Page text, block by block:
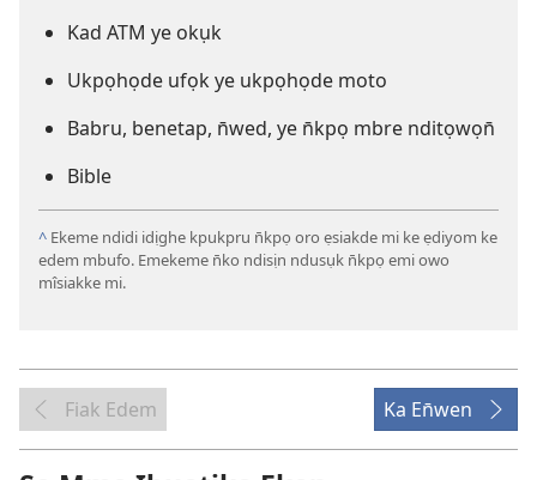
Kad ATM ye okụk
Ukpọhọde ufọk ye ukpọhọde moto
Babru, benetap, n̄wed, ye n̄kpọ mbre nditọwọn̄
Bible
^ Ekeme ndidi idịghe kpukpru n̄kpọ oro ẹsiakde mi ke ẹdiyom ke
edem mbufo. Emekeme n̄ko ndisịn ndusụk n̄kpọ emi owo
mîsiakke mi.
Fiak Edem Ka En̄wen